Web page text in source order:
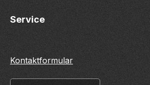
Service
Kontaktformular